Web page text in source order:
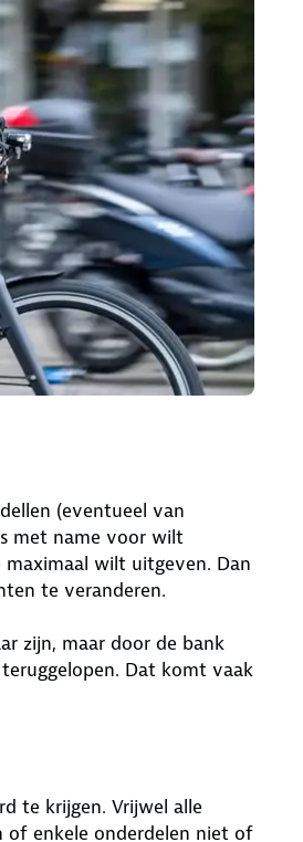
(eventueel van
met name voor wilt
wilt uitgeven. Dan
te veranderen.
zijn, maar door de bank
Dat komt vaak
te krijgen. Vrijwel alle
of enkele onderdelen niet of